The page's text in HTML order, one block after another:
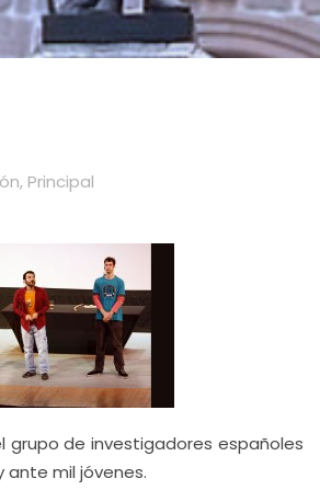
, Principal
grupo de investigadores españoles
ante mil jóvenes.